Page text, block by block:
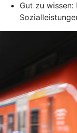
Gut zu